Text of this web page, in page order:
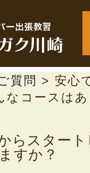
質問 > 安心
なコースは
らスター
すか？